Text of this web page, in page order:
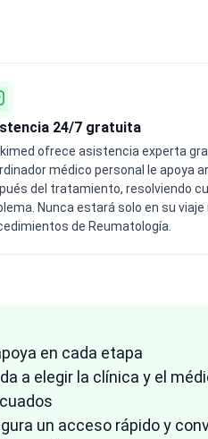
24/7 gratuita
ofrece asistencia experta
médico personal le apoya
del tratamiento, resolviendo
Nunca estará solo en su viaje
de Reumatología.
en cada etapa
a elegir la clínica y el
un acceso rápido y